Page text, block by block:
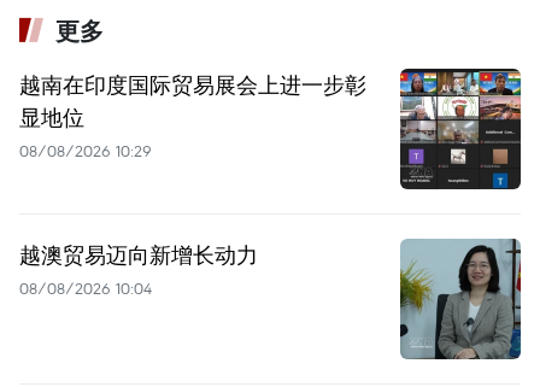
更多
越南在印度国际贸易展会上进一步彰
显地位
08/08/2026 10:29
越澳贸易迈向新增长动力
08/08/2026 10:04